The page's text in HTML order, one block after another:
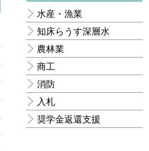
水産・漁業
知床らうす深層水
農林業
商工
消防
入札
奨学金返還支援